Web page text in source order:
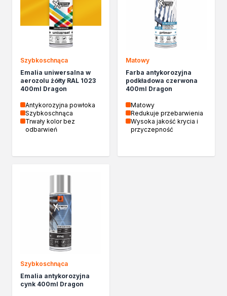
Projekty DIY
Lakiery dekoracyjne
Domowe porządki
Artykuły sezonowe
Biopaliwa do biokominków
Akcja Zima
Poznaj Dragona
O firmie Dragon Poland
Akademia Dragona
Praktyki zawodowe
Ekspert radzi
Mistrz w 5 krokach
Szybkoschnąca
Emalia uniwersalna w
aerozolu żółty RAL 1023
400ml Dragon
Antykorozyjna powłoka
Szybkoschnąca
Trwały kolor bez
odbarwień
Matowy
Farba antykorozyjna
podkładowa czerwona
400ml Dragon
Matowy
Redukuje przebarwienia
Wysoka jakość krycia i
przyczepność
Szybkoschnąca
Emalia antykorozyjna
cynk 400ml Dragon